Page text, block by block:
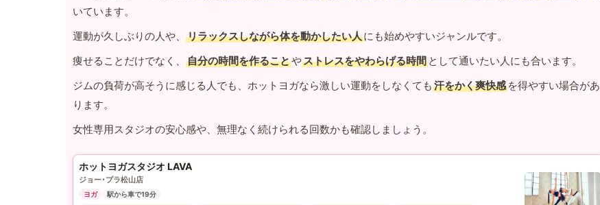
いています。
運動が久しぶりの人や、
リラックスしながら体を動かしたい人にも始めやすいジャンルです。
痩せることだけでなく、
自分の時間を作ることやストレスをやわらげる時間 として通いたい人にも合います。
ジムの負荷が高そうに感じる人でも、ホットヨガなら激しい運動をしなくても 汗をかく爽快感 を得やすい場合があ
ります。
女性専用スタジオの安心感や、無理なく続けられる回数かも確認しましょう。
ホットヨガスタジオ LAVA
ジョー･プラ松山店
ヨガ 駅から車で19分